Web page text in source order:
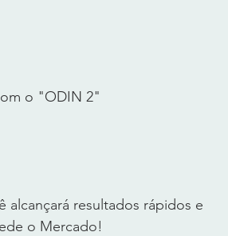
o "ODIN 2"
⚠️
alcançará resultados rápidos e
pede o Mercado!